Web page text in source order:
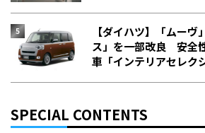
【ダイハツ】「ムー
ス」を一部改良 安全
車「インテリアセレク
SPECIAL CONTENTS